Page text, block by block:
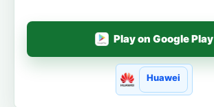
Play on Google Play
Huawei